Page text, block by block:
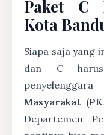
Paket C
Kota
Siapa saja yang
dan C
penyelenggara
Masyarakat
Departemen